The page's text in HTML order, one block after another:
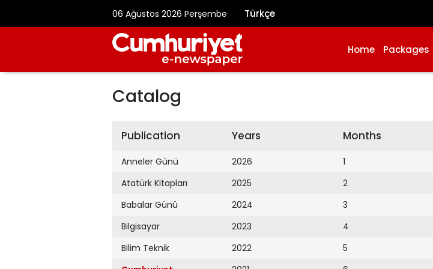
06 Ağustos 2026 Perşembe Türkçe
Home Packages
Catalog
Publication
Anneler Günü
Atatürk Kitapları
Babalar Günü
Bilgisayar
Bilim Teknik
Years
2026
2025
2024
2023
2022
Months
1
2
3
4
5